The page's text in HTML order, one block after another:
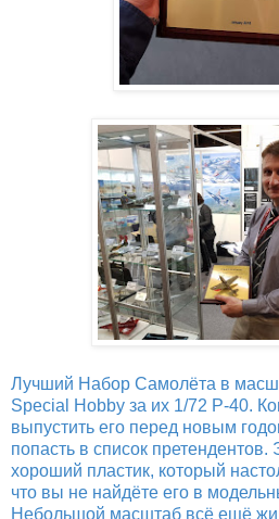
Лучший Набор Самолёта в
Special Hobby за их 1/72 P-40.
выпустить его перед новым
попасть в список
хороший пластик, который
что вы не найдёте его в
Небольшой масштаб всё ещё